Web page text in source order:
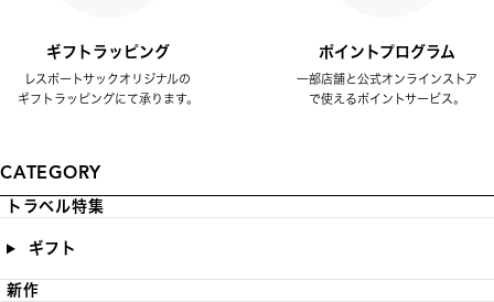
ギフトラッピング
レスポートサックオリジナルの
ギフトラッピングにて承ります。
ポイントプログラム
一部店舗と公式オンラインストア
で使えるポイントサービス。
CATEGORY
トラベル特集
ギフト
新作